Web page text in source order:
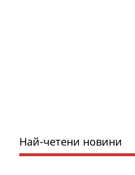
Най-четени новини